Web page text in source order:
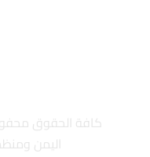
كافة الحقوق
اليمن